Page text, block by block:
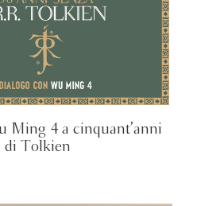
Ming 4 a cinquant’anni
di Tolkien